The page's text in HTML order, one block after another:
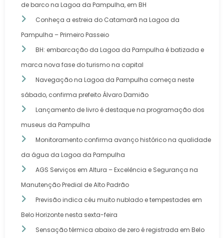
de barco na Lagoa da Pampulha, em BH
Conheça a estreia do Catamarã na Lagoa da
Pampulha – Primeiro Passeio
BH: embarcação da Lagoa da Pampulha é batizada e
marca nova fase do turismo na capital
Navegação na Lagoa da Pampulha começa neste
sábado, confirma prefeito Álvaro Damião
Lançamento de livro é destaque na programação dos
museus da Pampulha
Monitoramento confirma avanço histórico na qualidade
da água da Lagoa da Pampulha
AGS Serviços em Altura – Excelência e Segurança na
Manutenção Predial de Alto Padrão
Previsão indica céu muito nublado e tempestades em
Belo Horizonte nesta sexta-feira
Sensação térmica abaixo de zero é registrada em Belo